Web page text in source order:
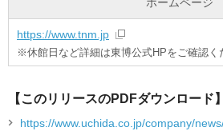
ホームページ
https://www.tnm.jp
※休館日など詳細は東博公式HPをご確認く
【このリリースのPDFダウンロード】
https://www.uchida.co.jp/company/